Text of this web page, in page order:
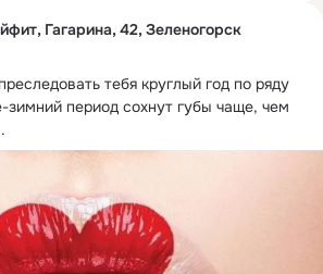
Гагарина, 42, Зеленогорск
тебя круглый год по ряду
зимний период сохнут губы чаще, чем